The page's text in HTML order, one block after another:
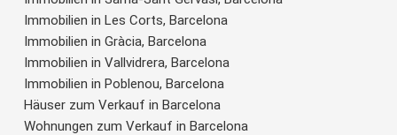
Immobilien in Les Corts, Barcelona
Immobilien in Gràcia, Barcelona
Immobilien in Vallvidrera, Barcelona
Immobilien in Poblenou, Barcelona
Häuser zum Verkauf in Barcelona
Wohnungen zum Verkauf in Barcelona